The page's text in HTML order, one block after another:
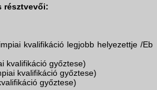
résztvevői:
kvalifikáció legjobb helyezettje /Eb
kvalifikáció győztese)
kvalifikáció győztese)
győztese)